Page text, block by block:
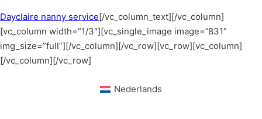
Dayclaire nanny service[/vc_column_text][/vc_column]
[vc_column width=”1/3″][vc_single_image image=”831″
img_size=”full”][/vc_column][/vc_row][vc_row][vc_column]
[/vc_column][/vc_row]
Nederlands